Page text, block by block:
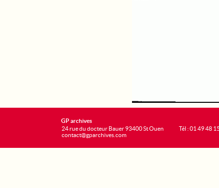
GP archives
24 rue du docteur Bauer 93400 St Ouen
contact@gparchives.com
Tél : 01 49 48